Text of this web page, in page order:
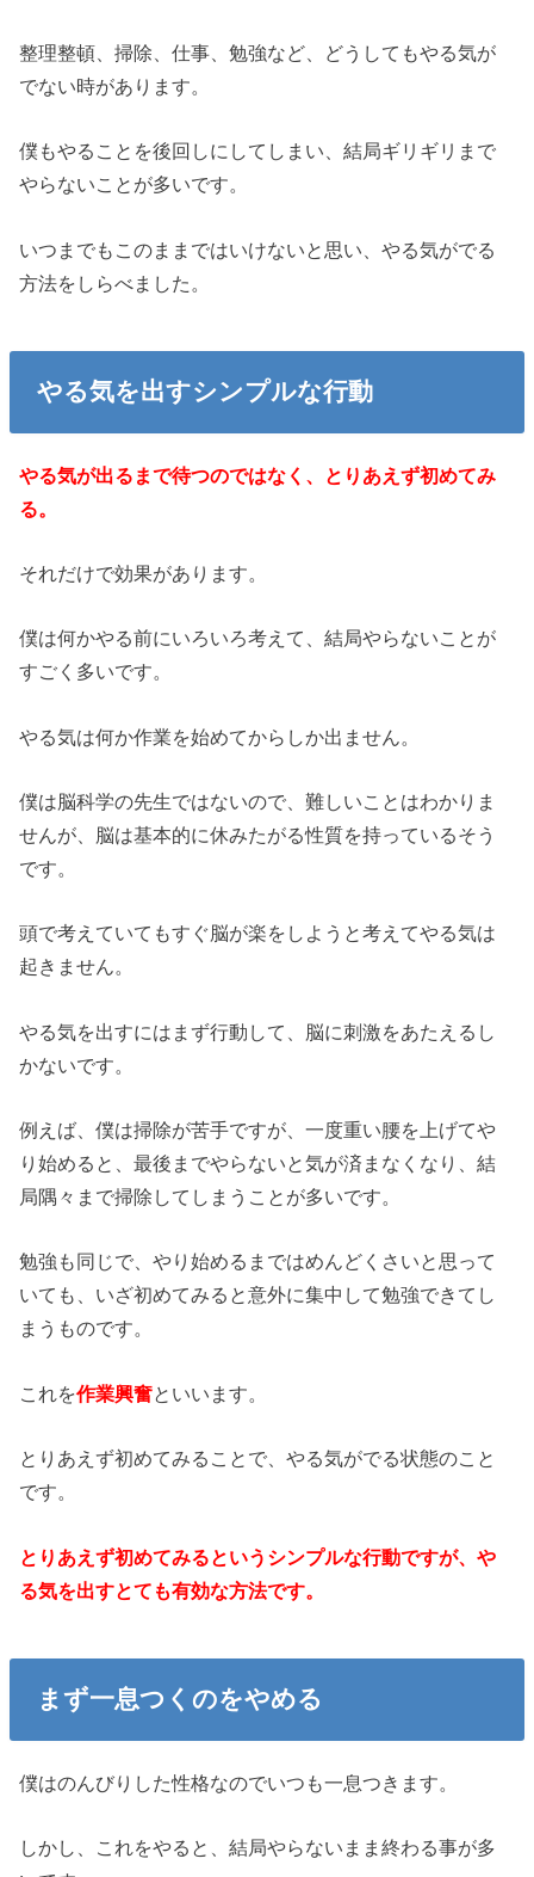
整理整頓、掃除、仕事、勉強など、どうしてもやる気が
でない時があります。
僕もやることを後回しにしてしまい、結局ギリギリまで
やらないことが多いです。
いつまでもこのままではいけないと思い、やる気がでる
方法をしらべました。
やる気を出すシンプルな行動
やる気が出るまで待つのではなく、とりあえず初めてみ
る。
それだけで効果があります。
僕は何かやる前にいろいろ考えて、結局やらないことが
すごく多いです。
やる気は何か作業を始めてからしか出ません。
僕は脳科学の先生ではないので、難しいことはわかりま
せんが、脳は基本的に休みたがる性質を持っているそう
です。
頭で考えていてもすぐ脳が楽をしようと考えてやる気は
起きません。
やる気を出すにはまず行動して、脳に刺激をあたえるし
かないです。
例えば、僕は掃除が苦手ですが、一度重い腰を上げてや
り始めると、最後までやらないと気が済まなくなり、結
局隅々まで掃除してしまうことが多いです。
勉強も同じで、やり始めるまではめんどくさいと思って
いても、いざ初めてみると意外に集中して勉強できてし
まうものです。
これを作業興奮といいます。
とりあえず初めてみることで、やる気がでる状態のこと
です。
とりあえず初めてみるというシンプルな行動ですが、や
る気を出すとても有効な方法です。
まず一息つくのをやめる
僕はのんびりした性格なのでいつも一息つきます。
しかし、これをやると、結局やらないまま終わる事が多